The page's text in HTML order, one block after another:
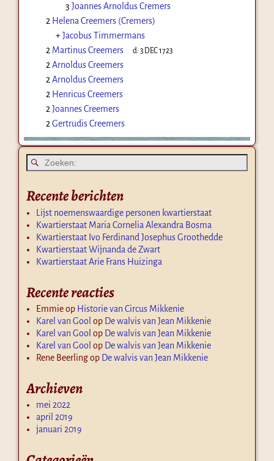
3 Joannes Arnoldus Cremers
2 Helena Creemers (Cremers)
+Jacobus Timmermans
2 Martinus Creemers d:3 DEC 1723
2 Arnoldus Creemers
2 Arnoldus Creemers
2 Henricus Creemers
2 Joannes Creemers
2 Gertrudis Creemers
Recente berichten
Lijst noemenswaardige personen kwartierstaat
Kwartierstaat Maria Cornelia Alexandra Bosma
Kwartierstaat Ivo Ferdinand Josephus Groothedde
Kwartierstaat Wijnanda de Zwart
Kwartierstaat Arie Frans Huizinga
Recente reacties
Emmieop Historie van Circus Mikkenie
Karel van Gool op De walvis van Jean Mikkenie
Karel van Gool op De walvis van Jean Mikkenie
Karel van Gool op De walvis van Jean Mikkenie
Rene Beerlingop De walvis van Jean Mikkenie
Archieven
mei 2022
april 2019
januari 2019